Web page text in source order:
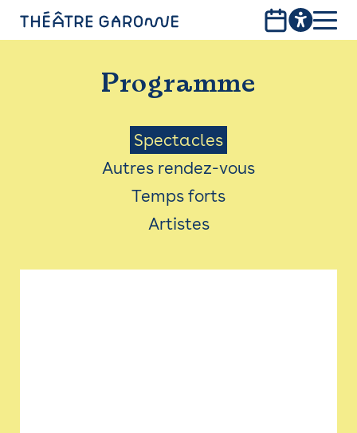
PROGRAMME
INFOS PRATIQUES
AVEC LES PUBLICS
ACCESSIBILITÉ
LES PRODUCTIONS
Programme
Menu
Saison
Spectacles
Autres rendez-vous
Temps forts
Artistes